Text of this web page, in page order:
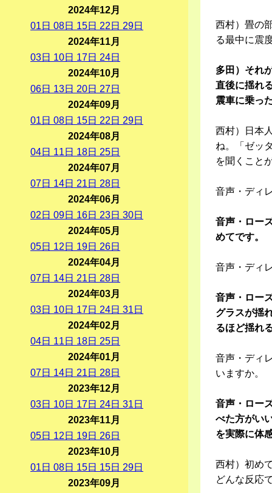
西村）畳の
る最中に震
多田）それ
直後に揺れ
震車に乗っ
西村）日本
ね。「ゼッ
を聞くこと
音声・ディ
音声・ロー
めてです。
音声・ディ
音声・ロー
グラスが揺
るほど揺れ
音声・ディ
いますか。
音声・ロー
べた方がい
を実際に体
西村）初め
どんな反応
2024年12月
01 日 08日 15日 22 日 29日
2024年11月
03日 10日 17日 24日
2024年10月
06日 13日 20日 27日
2024年09月
01 日 08日 15日 22 日 29日
2024年08月
04日 11 日 18日 25日
2024年07月
07日 14日 21 日 28日
2024年06月
02 日 09日 16日 23日 30日
2024年05月
05日 12 日 19日 26日
2024年04月
07日 14日 21 日 28日
2024年03月
03日 10日 17日 24日 31 日
2024年02月
04日 11 日 18日 25日
2024年01月
07日 14日 21 日 28日
2023年12月
03日 10日 17日 24日 31 日
2023年11月
05日 12 日 19日 26日
2023年10月
01 日 08日 15日 15日 29日
2023年09月